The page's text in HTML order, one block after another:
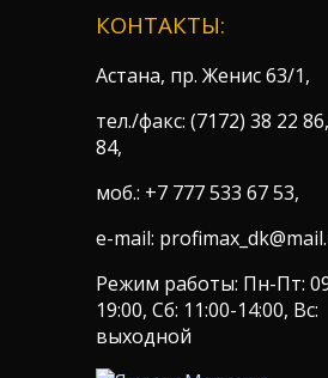
КОНТАКТЫ:
Астана, пр. Женис 63/1,
тел./факс: (7172) 38 22
84,
моб.: +7 777 533 67 53,
e-mail:
Режим работы: Пн-Пт:
19:00, Сб: 11:00-14:00, Вс:
выходной